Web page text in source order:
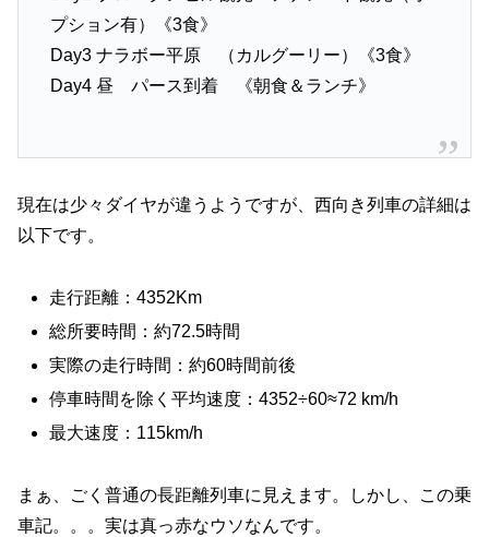
プション有）《3食》
Day3 ナラボー平原 （カルグーリー）《3食》
Day4 昼 パース到着 《朝食＆ランチ》
現在は少々ダイヤが違うようですが、西向き列車の詳細は
以下です。
走行距離：4352Km
総所要時間：約72.5時間
実際の走行時間：約60時間前後
停車時間を除く平均速度：4352÷60≈72 km/h
最大速度：115km/h
まぁ、ごく普通の長距離列車に見えます。しかし、この乗
車記。。。実は真っ赤なウソなんです。